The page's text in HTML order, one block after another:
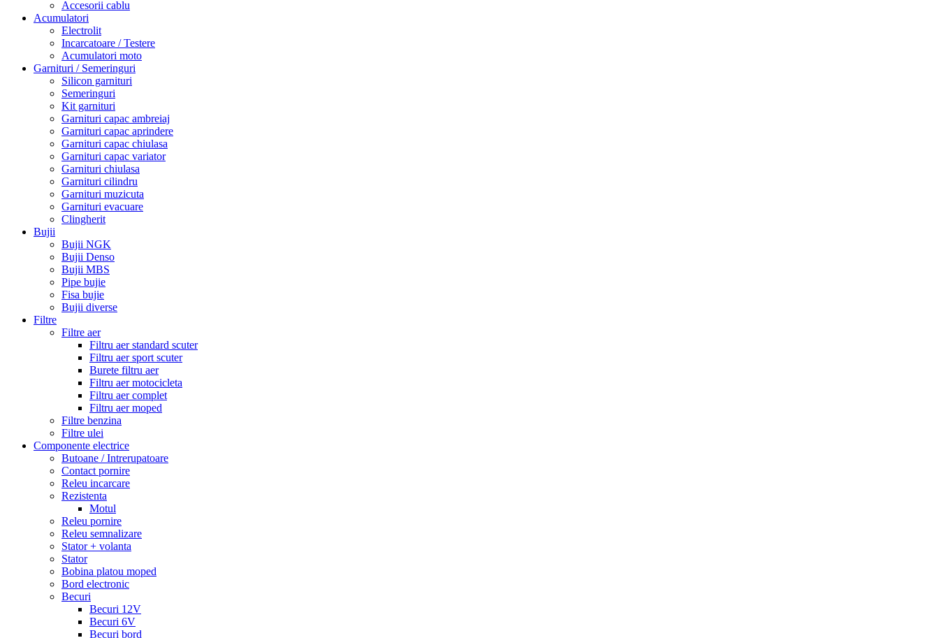
Accesorii cablu
Acumulatori
Electrolit
Incarcatoare / Testere
Acumulatori moto
Garnituri / Semeringuri
Silicon garnituri
Semeringuri
Kit garnituri
Garnituri capac ambreiaj
Garnituri capac aprindere
Garnituri capac chiulasa
Garnituri capac variator
Garnituri chiulasa
Garnituri cilindru
Garnituri muzicuta
Garnituri evacuare
Clingherit
Bujii
Bujii NGK
Bujii Denso
Bujii MBS
Pipe bujie
Fisa bujie
Bujii diverse
Filtre
Filtre aer
Filtru aer standard scuter
Filtru aer sport scuter
Burete filtru aer
Filtru aer motocicleta
Filtru aer complet
Filtru aer moped
Filtre benzina
Filtre ulei
Componente electrice
Butoane / Intrerupatoare
Contact pornire
Releu incarcare
Rezistenta
Motul
Releu pornire
Releu semnalizare
Stator + volanta
Stator
Bobina platou moped
Bord electronic
Becuri
Becuri 12V
Becuri 6V
Becuri bord